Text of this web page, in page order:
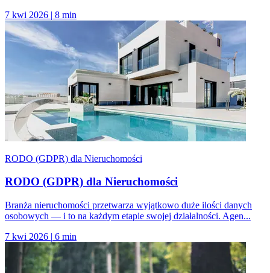
7 kwi 2026 | 8 min
RODO (GDPR) dla Nieruchomości
RODO (GDPR) dla Nieruchomości
Branża nieruchomości przetwarza wyjątkowo duże ilości danych
osobowych — i to na każdym etapie swojej działalności. Agen...
7 kwi 2026 | 6 min